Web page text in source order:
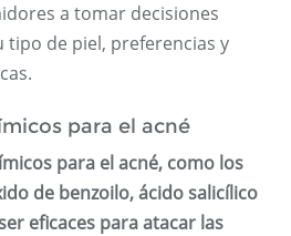
a tomar decisiones
tipo de piel, preferencias y
para el acné
para el acné, como los
de benzoilo, ácido salicílico
eficaces para atacar las